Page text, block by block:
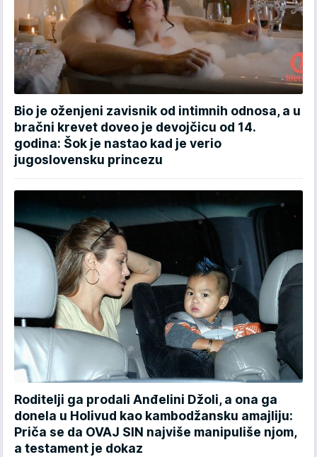
Bio je oženjeni zavisnik od intimnih odnosa, a u
bračni krevet doveo je devojčicu od 14.
godina: Šok je nastao kad je verio
jugoslovensku princezu
Roditelji ga prodali Anđelini Džoli, a ona ga
donela u Holivud kao kambodžansku amajliju:
Priča se da OVAJ SIN najviše manipuliše njom,
a testament je dokaz